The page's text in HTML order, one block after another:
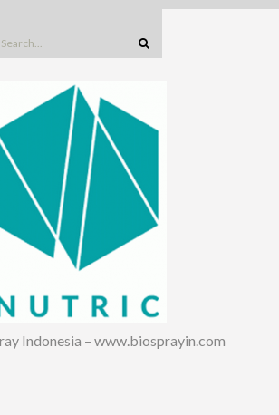
Search
Indonesia – www.biosprayin.com